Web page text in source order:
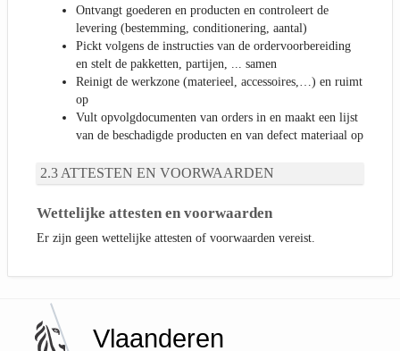
Ontvangt goederen en producten en controleert de
levering (bestemming, conditionering, aantal)
Pickt volgens de instructies van de ordervoorbereiding
en stelt de pakketten, partijen, ... samen
Reinigt de werkzone (materieel, accessoires,…) en ruimt
op
Vult opvolgdocumenten van orders in en maakt een lijst
van de beschadigde producten en van defect materiaal op
ATTESTEN EN VOORWAARDEN
Wettelijke attesten en voorwaarden
Er zijn geen wettelijke attesten of voorwaarden vereist.
Vlaanderen